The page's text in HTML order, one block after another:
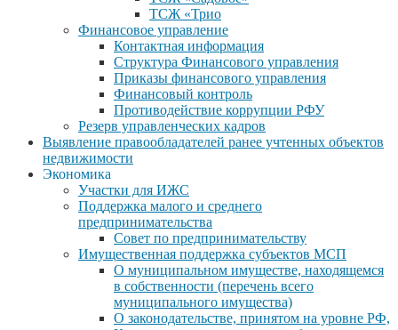
ТСЖ «Трио
Финансовое управление
Контактная информация
Структура Финансового управления
Приказы финансового управления
Финансовый контроль
Противодействие коррупции РФУ
Резерв управленческих кадров
Выявление правообладателей ранее учтенных объектов
недвижимости
Экономика
Участки для ИЖС
Поддержка малого и среднего
предпринимательства
Совет по предпринимательству
Имущественная поддержка субъектов МСП
О муниципальном имуществе, находящемся
в собственности (перечень всего
муниципального имущества)
О законодательстве, принятом на уровне РФ,